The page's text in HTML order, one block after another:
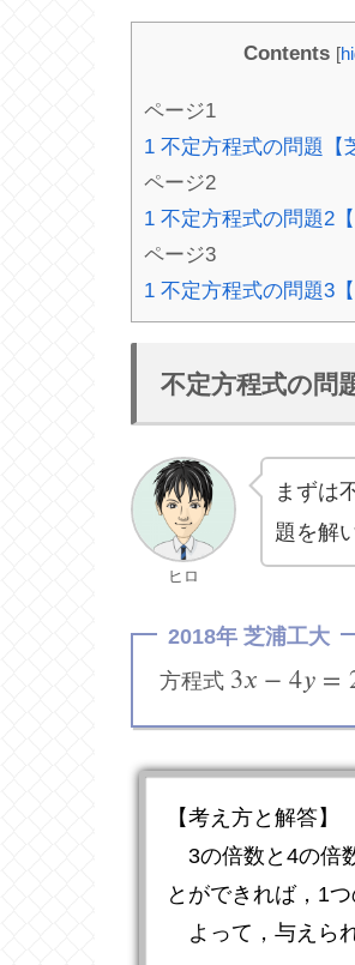
Contents [
ページ1
1 不定方程式の問題【
ページ2
1 不定方程式の問題2【
ページ3
1 不定方程式の問題3【
不定方程式の問
ヒロ
まずは
題を解
2018年 芝浦工大
方程式 3𝑥 − 4𝑦 =
3x−4y =2
【考え方と解答】
3の倍数と4の倍
とができれば，1
よって，与えら